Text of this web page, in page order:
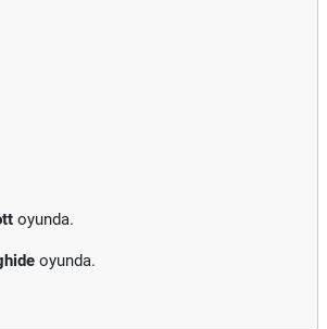
oyunda.
oyunda.